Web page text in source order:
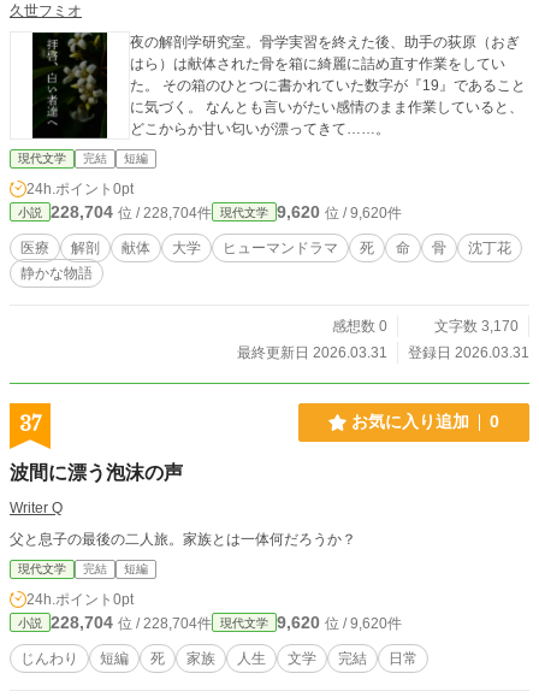
久世フミオ
夜の解剖学研究室。骨学実習を終えた後、助手の荻原（おぎ
はら）は献体された骨を箱に綺麗に詰め直す作業をしてい
た。 その箱のひとつに書かれていた数字が『19』であること
に気づく。 なんとも言いがたい感情のまま作業していると、
どこからか甘い匂いが漂ってきて……。
現代文学 完結 短編
24h.ポイント 0pt
小説 228,704 位 / 228,704件 現代文学 9,620 位 / 9,620件
医療 解剖 献体 大学 ヒューマンドラマ 死 命 骨
沈丁花
静かな物語
感想数 0
文字数 3,170
最終更新日 2026.03.31
登録日 2026.03.31
37 お気に入り追加 0
波間に漂う泡沫の声
Writer Q
父と息子の最後の二人旅。家族とは一体何だろうか？
現代文学 完結 短編
24h.ポイント 0pt
小説 228,704 位 / 228,704件 現代文学 9,620 位 / 9,620件
じんわり 短編 死 家族 人生 文学 完結 日常